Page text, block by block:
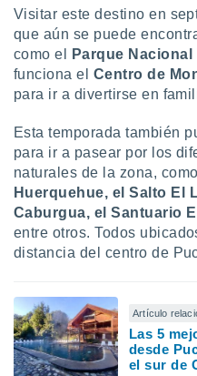
Visitar este destino en
que aún se puede
como el
Parque
funciona el Centro de
para ir a divertirse en
Esta temporada también
para ir a pasear por los
naturales de la zona,
Huerquehue, el Salto El
Caburgua, el Santuario
entre otros. Todos
distancia del centro de
Artículo
Las 5
desde
el sur de